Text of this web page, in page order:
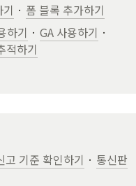
· 폼 블록 추가하기
하기 · GA 사용하기
적하기
기준 확인하기 · 통신판